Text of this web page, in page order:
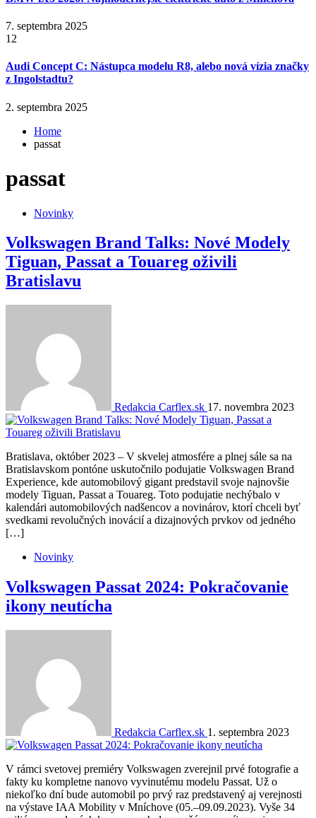
7. septembra 2025
12
Audi Concept C: Nástupca modelu R8, alebo nová vízia značky
z Ingolstadtu?
2. septembra 2025
Home
passat
passat
Novinky
Volkswagen Brand Talks: Nové Modely
Tiguan, Passat a Touareg oživili
Bratislavu
Redakcia Carflex.sk 17. novembra 2023
Bratislava, október 2023 – V skvelej atmosfére a plnej sále sa na
Bratislavskom pontóne uskutočnilo podujatie Volkswagen Brand
Experience, kde automobilový gigant predstavil svoje najnovšie
modely Tiguan, Passat a Touareg. Toto podujatie nechýbalo v
kalendári automobilových nadšencov a novinárov, ktorí chceli byť
svedkami revolučných inovácií a dizajnových prvkov od jedného
[…]
Novinky
Volkswagen Passat 2024: Pokračovanie
ikony neutícha
Redakcia Carflex.sk 1. septembra 2023
V rámci svetovej premiéry Volkswagen zverejnil prvé fotografie a
fakty ku kompletne nanovo vyvinutému modelu Passat. Už o
niekoľko dní bude automobil po prvý raz predstavený aj verejnosti
na výstave IAA Mobility v Mníchove (05.–09.09.2023). Vyše 34